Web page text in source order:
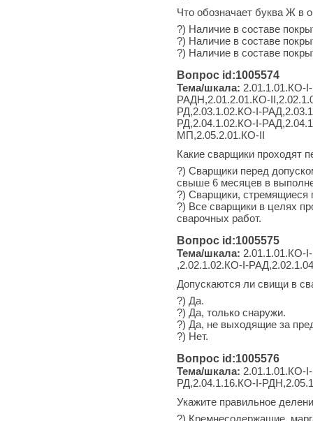
Что обозначает буква Ж в
?) Наличие в составе
?) Наличие в составе
?) Наличие в составе
Вопрос id:1005574
Тема/шкала: 2.01.1.01.КО-
РАДН,2.01.2.01.КО-
РД,2.03.1.02.КО-I-
РД,2.04.1.02.КО-I-
МП,2.05.2.01.КО-II
Какие сварщики проходят
?) Сварщики перед
свыше 6 месяцев в
?) Сварщики, стремящиеся
?) Все сварщики в целях
сварочных работ.
Вопрос id:1005575
Тема/шкала: 2.01.1.01.КО-
,2.02.1.02.КО-I-
Допускаются ли свищи в
?) Да.
?) Да, только снаружи.
?) Да, не выходящие за
?) Нет.
Вопрос id:1005576
Тема/шкала: 2.01.1.01.КО-
РД,2.04.1.16.КО-I-
Укажите правильное
?) Кремнесодержащие,